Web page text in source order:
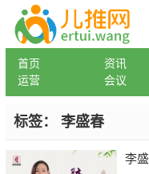
首页 资讯
运营
会议
标签： 李盛春
李